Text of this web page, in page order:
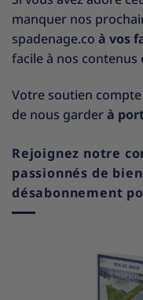
manquer nos
spadenage.co à vos
facile à nos contenus
Votre soutien
de nous garderà
Rejoignez notre
passionnés de
désabonnement